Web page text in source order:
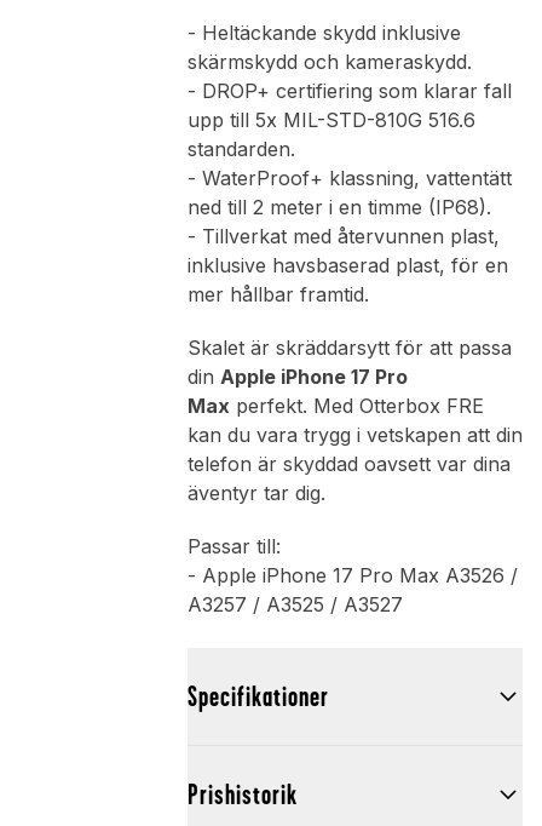
- Heltäckande skydd inklusive
skärmskydd och kameraskydd.
- DROP+ certifiering som klarar fall
upp till 5x MIL-STD-810G 516.6
standarden.
- WaterProof+ klassning, vattentätt
ned till 2 meter i en timme (IP68).
- Tillverkat med återvunnen plast,
inklusive havsbaserad plast, för en
mer hållbar framtid.
Skalet är skräddarsytt för att passa
din Apple iPhone 17 Pro
Max perfekt. Med Otterbox FRE
kan du vara trygg i vetskapen att din
telefon är skyddad oavsett var dina
äventyr tar dig.
Passar till:
- Apple iPhone 17 Pro Max A3526 /
A3257 / A3525 / A3527
Specifikationer
Prishistorik